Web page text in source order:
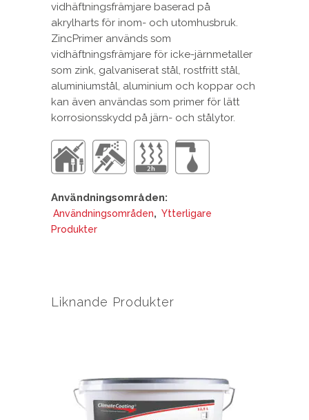
vidhäftningsfrämjare baserad på
akrylharts för inom- och utomhusbruk.
ZincPrimer används som
vidhäftningsfrämjare för icke-järnmetaller
som zink, galvaniserat stål, rostfritt stål,
aluminiumstål, aluminium och koppar och
kan även användas som primer för lätt
korrosionsskydd på järn- och stålytor.
Användningsområden:
Användningsområden, Ytterligare
Produkter
Liknande Produkter